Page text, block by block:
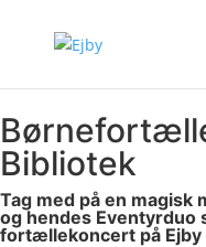
Bibliotek
Tag med på en magisk
og hendes Eventyrduo
fortællekoncert på Ejby